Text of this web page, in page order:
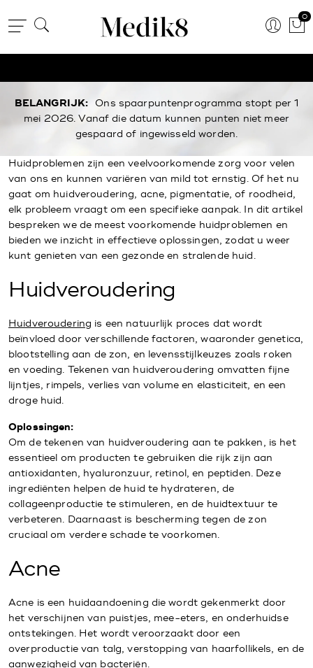
0
BELANGRIJK:
Ons spaarpuntenprogramma stopt per 1
mei 2026. Vanaf die datum kunnen punten niet meer
gespaard of ingewisseld worden.
Huidproblemen zijn een veelvoorkomende zorg voor velen
van ons en kunnen variëren van mild tot ernstig. Of het nu
gaat om huidveroudering, acne, pigmentatie, of roodheid,
elk probleem vraagt om een specifieke aanpak. In dit artikel
bespreken we de meest voorkomende huidproblemen en
bieden we inzicht in effectieve oplossingen, zodat u weer
kunt genieten van een gezonde en stralende huid.
Huidveroudering
Huidveroudering is een natuurlijk proces dat wordt
beïnvloed door verschillende factoren, waaronder genetica,
blootstelling aan de zon, en levensstijlkeuzes zoals roken
en voeding. Tekenen van huidveroudering omvatten fijne
lijntjes, rimpels, verlies van volume en elasticiteit, en een
droge huid.
Oplossingen:
Om de tekenen van huidveroudering aan te pakken, is het
essentieel om producten te gebruiken die rijk zijn aan
antioxidanten, hyaluronzuur, retinol, en peptiden. Deze
ingrediënten helpen de huid te hydrateren, de
collageenproductie te stimuleren, en de huidtextuur te
verbeteren. Daarnaast is bescherming tegen de zon
cruciaal om verdere schade te voorkomen.
Acne
Acne is een huidaandoening die wordt gekenmerkt door
het verschijnen van puistjes, mee-eters, en onderhuidse
ontstekingen. Het wordt veroorzaakt door een
overproductie van talg, verstopping van haarfollikels, en de
aanwezigheid van bacteriën.